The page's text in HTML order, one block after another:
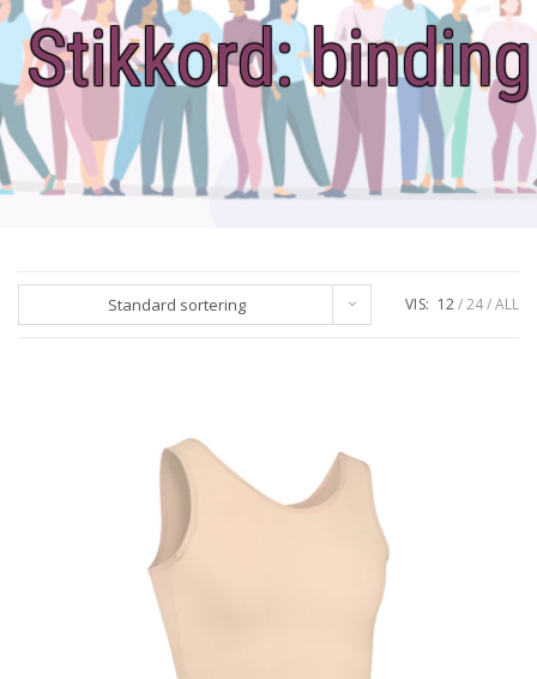
Stikkord:binding
Standard sortering VIS: 12 24 ALL